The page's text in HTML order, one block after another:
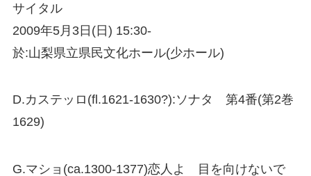
サイタル
2009年5月3日(日) 15:30-
於:山梨県立県民文化ホール(少ホール)
D.カステッロ(fl.1621-1630?):ソナタ 第4番(第2巻
1629)
G.マショ(ca.1300-1377)恋人よ 目を向けないで